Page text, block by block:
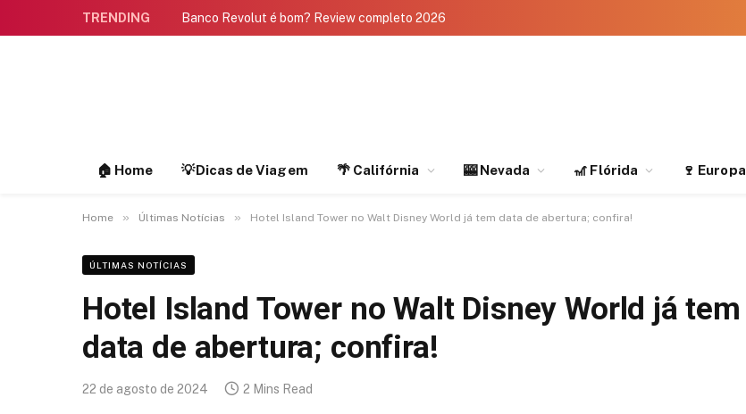
TRENDING Banco Revolut é bom? Review completo 2026
🏠 Home 💡Dicas de Viagem 🌴 Califórnia 🎰 Nevada 🎢 Flórida 🍷 Europa
Home » Últimas Notícias » Hotel Island Tower no Walt Disney World já tem data de abertura; confira!
ÚLTIMAS NOTÍCIAS
Hotel Island Tower no Walt Disney World já tem
data de abertura; confira!
22 de agosto de 2024 2 Mins Read